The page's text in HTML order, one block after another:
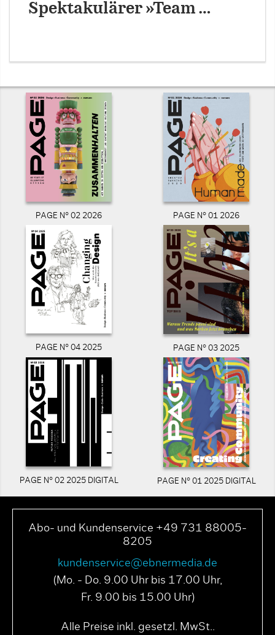
Spektakulärer »Team …
PAGE N° 02 2026 PAGE N° 01 2026
PAGE N° 04 2025 PAGE N° 03 2025
PAGE N° 02 2025 DIGITAL PAGE N° 01 2025 DIGITAL
Abo- und Kundenservice +49 731 88005-
8205
kundenservice@ebnermedia.de
(Mo. - Do. 9.00 Uhr bis 17.00 Uhr,
Fr. 9.00 bis 15.00 Uhr)
Alle Preise inkl. gesetzl. MwSt..